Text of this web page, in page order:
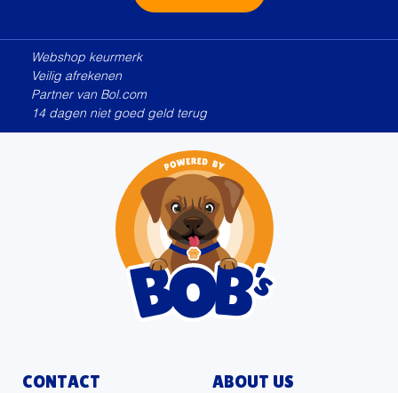
Webshop keurmerk
Veilig afrekenen
Partner van Bol.com
14 dagen niet goed geld terug
CONTACT ABOUT US